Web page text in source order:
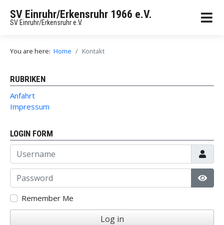
SV Einruhr/Erkensruhr 1966 e.V.
SV Einruhr/Erkensruhr e.V.
You are here: Home Kontakt
RUBRIKEN
Anfahrt
Impressum
LOGIN FORM
Username
Password
Remember Me
Log in